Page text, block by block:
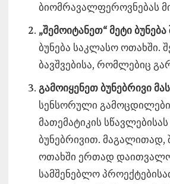
ბიომრავალფეროვნებას
„შემოიტანეთ“ მეტი
ბუნება საკლასო
ბავშვებისა, რომლებიც
გამოიყენეთ ბუნებრივი
სენსორული
მათემატიკის
ბუნებრივით. მაგალითად,
ოთახში ერთად
სამშენებლო